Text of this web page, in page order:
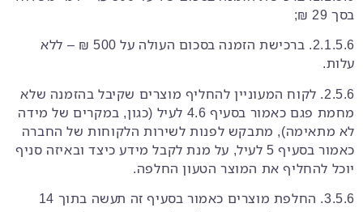
בסך 29 ₪;
2.1.5.6. ברכישת הזמנה בסכום העולה על 500 ₪ – ללא
עלות.
2.5.6. לקוח המעוניין להחליף מוצרים שקיבל בהזמנה שלא
מחמת פגם כאמור בסעיף 4.6 לעיל (כגון, במקרים של מידה
לא מתאימה), מתבקש לפנות לשירות הלקוחות של החברה
כאמור בסעיף 5 לעיל, על מנת לקבל מידע כיצד ובאיזה סניף
יוכל להחליף את המוצר הטעון החלפה.
3.5.6. החלפת מוצרים כאמור בסעיף זה תעשה בתוך 14